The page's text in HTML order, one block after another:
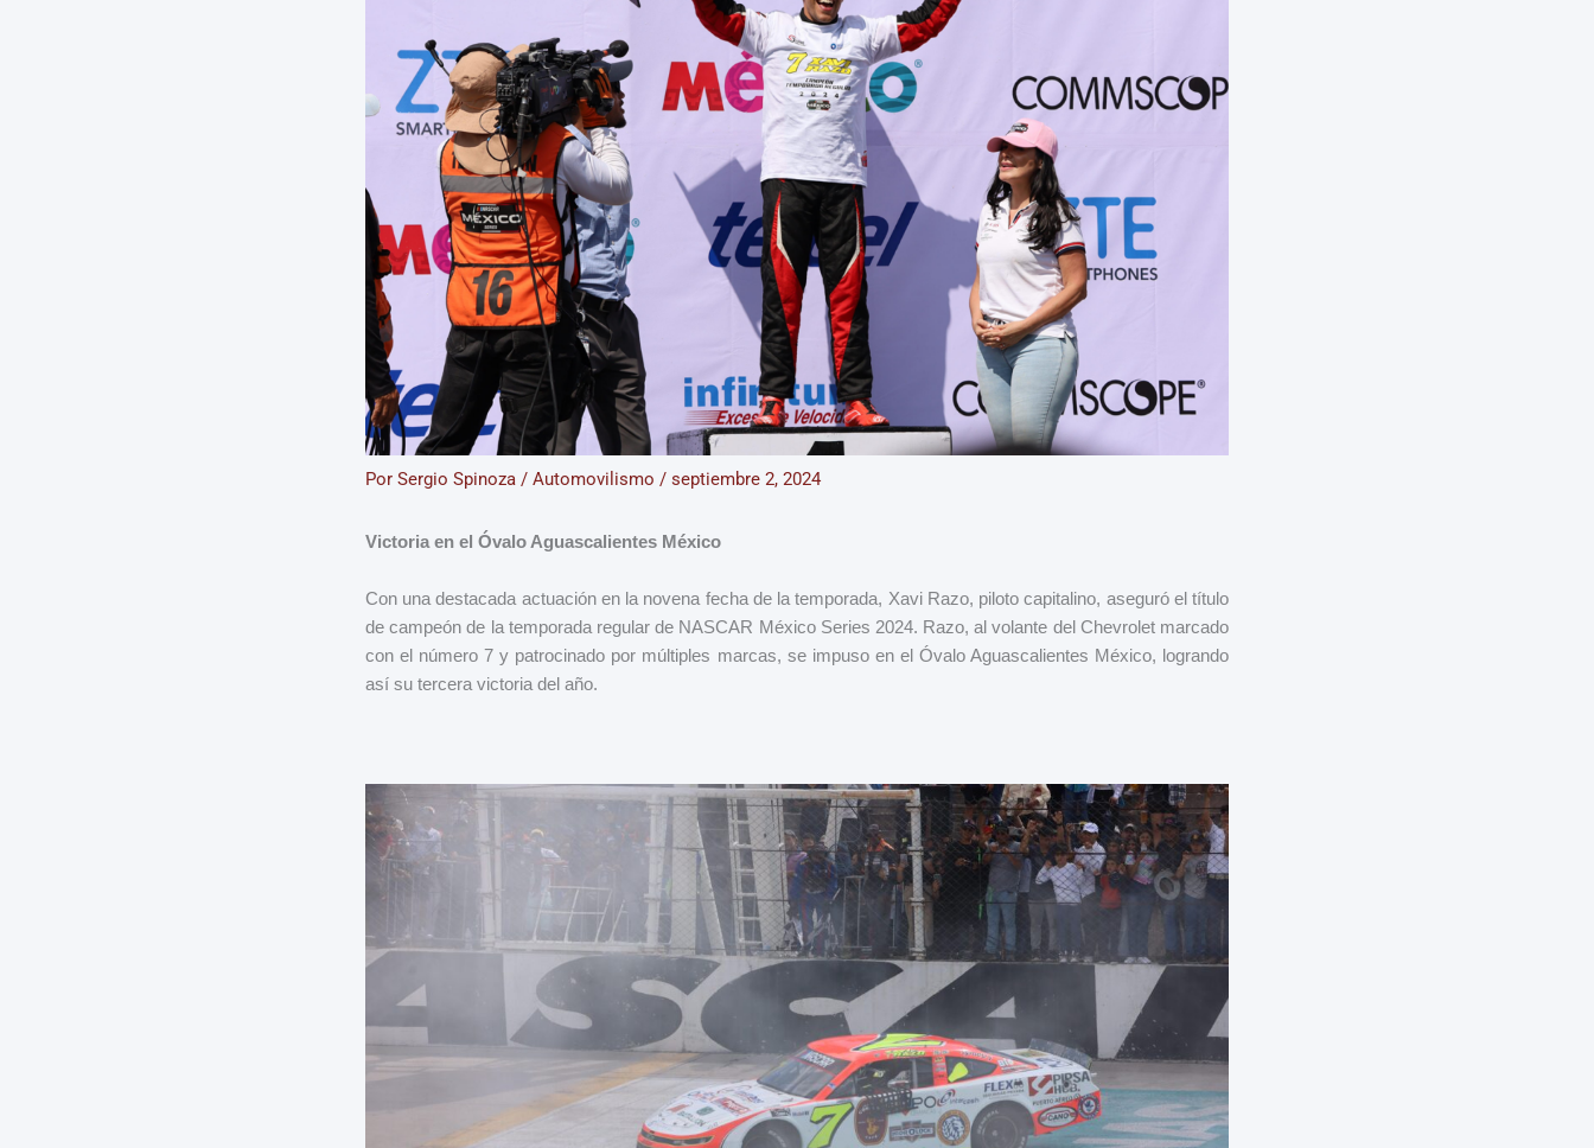
Por Sergio Spinoza / Automovilismo / septiembre 2, 2024
Victoria en el Óvalo Aguascalientes México
Con una destacada actuación en la novena fecha de la temporada, Xavi Razo, piloto capitalino, aseguró el título
de campeón de la temporada regular de NASCAR México Series 2024. Razo, al volante del Chevrolet marcado
con el número 7 y patrocinado por múltiples marcas, se impuso en el Óvalo Aguascalientes México, logrando
así su tercera victoria del año.